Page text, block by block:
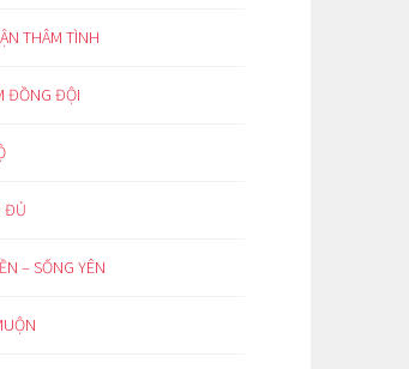
THÂM TÌNH
ĐỒNG ĐỘI
ĐỦ
– SỐNG YÊN